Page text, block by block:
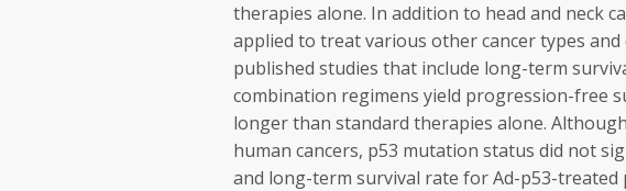
therapies alone. In addition to head and neck
applied to treat various other cancer types
published studies that include long-term
combination regimens yield progression-free
longer than standard therapies alone.
human cancers, p53 mutation status did not
and long-term survival rate for Ad-p53-treated